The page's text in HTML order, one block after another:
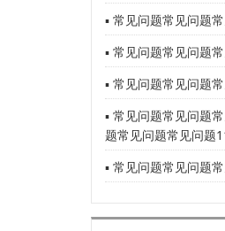
▪ 常见问题常见问题
▪ 常见问题常见问题
▪ 常见问题常见问题
▪ 常见问题常见问题
题常见问题常见问题
▪ 常见问题常见问题